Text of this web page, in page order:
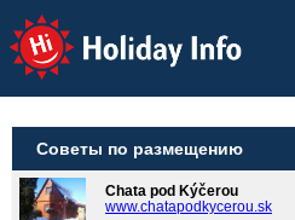
Holiday Info
Советы по размещению
Chata pod Kýčerou
www.chatapodkycerou.sk